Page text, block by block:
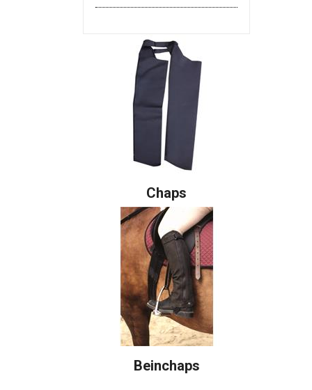
Chaps
Beinchaps